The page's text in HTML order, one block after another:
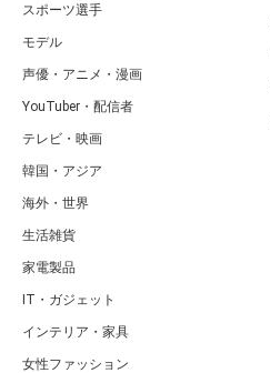
スポーツ選手
モデル
声優・アニメ・漫画
YouTuber・配信者
テレビ・映画
韓国・アジア
海外・世界
生活雑貨
家電製品
IT・ガジェット
インテリア・家具
女性ファッション